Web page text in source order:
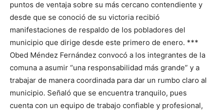
puntos de ventaja sobre su más cercano contendiente y
desde que se conoció de su victoria recibió
manifestaciones de respaldo de los pobladores del
municipio que dirige desde este primero de enero. ***
Obed Méndez Fernández convocó a los integrantes de la
comuna a asumir “una responsabilidad más grande” y a
trabajar de manera coordinada para dar un rumbo claro al
municipio. Señaló que se encuentra tranquilo, pues
cuenta con un equipo de trabajo confiable y profesional,